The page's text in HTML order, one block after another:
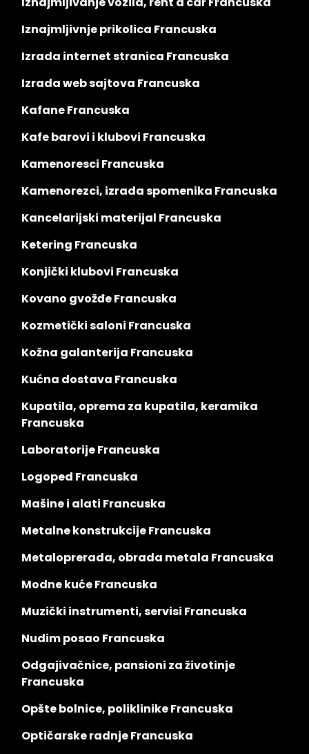
Iznajmljivnje prikolica Francuska
Izrada internet stranica Francuska
Izrada web sajtova Francuska
Kafane Francuska
Kafe barovi i klubovi Francuska
Kamenoresci Francuska
Kamenorezci, izrada spomenika Francuska
Kancelarijski materijal Francuska
Ketering Francuska
Konjički klubovi Francuska
Kovano gvožđe Francuska
Kozmetički saloni Francuska
Kožna galanterija Francuska
Kućna dostava Francuska
Kupatila, oprema za kupatila, keramika
Francuska
Laboratorije Francuska
Logoped Francuska
Mašine i alati Francuska
Metalne konstrukcije Francuska
Metaloprerada, obrada metala Francuska
Modne kuće Francuska
Muzički instrumenti, servisi Francuska
Nudim posao Francuska
Odgajivačnice, pansioni za životinje
Francuska
Opšte bolnice, poliklinike Francuska
Optičarske radnje Francuska